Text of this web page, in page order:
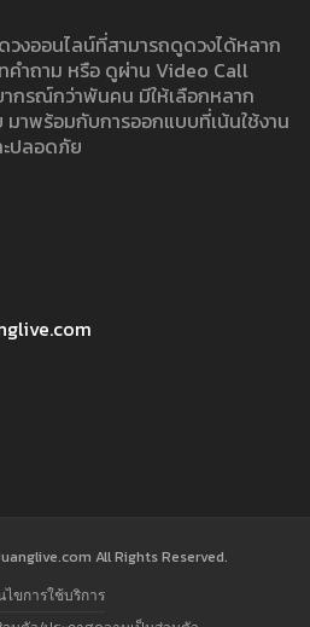
งออนไลน์ที่สามารถดูดวงได้หลาก
ำถาม หรือ ดูผ่าน Video Call
กรณ์กว่าพันคน มีให้เลือกหลาก
าพร้อมกับการออกแบบที่เน้นใช้งาน
ปลอดภัย
All Rights Reserved.
ไขการใช้บริการ